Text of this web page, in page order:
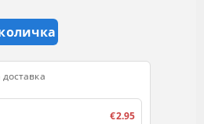
€2.95